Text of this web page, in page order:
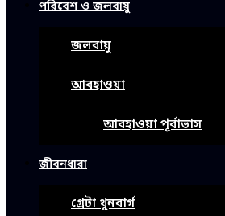
পরিবেশ ও জলবায়ু
জলবায়ু
আবহাওয়া
আবহাওয়া পূর্বাভাস
জীবনধারা
গ্রেটা থুনবার্গ